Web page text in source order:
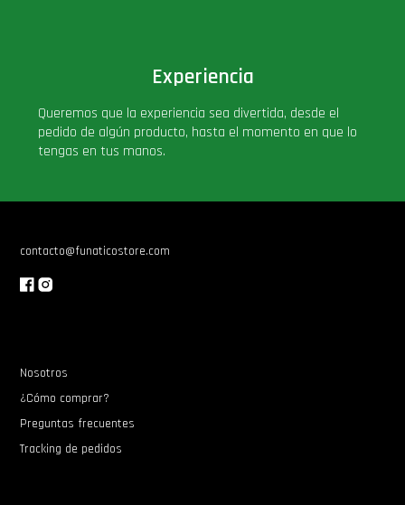
Experiencia
Queremos que la experiencia sea divertida, desde el
pedido de algún producto, hasta el momento en que lo
tengas en tus manos.
contacto@funaticostore.com
Nosotros
¿Cómo comprar?
Preguntas frecuentes
Tracking de pedidos